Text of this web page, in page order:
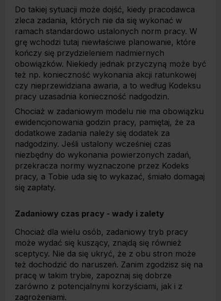
Do takiej sytuacji może dojść, kiedy pracodawca
zleca zadania, których nie da się wykonać w
ramach standardowo ustalonych norm pracy. W
grę wchodzi tutaj niewłaściwe planowanie, które
kończy się przydzieleniem nadmiernych
obowiązków. Niekiedy jednak przyczyną może być
też np. konieczność wykonania akcji ratunkowej
czy nieprzewidziana awaria, a to według Kodeksu
pracy uzasadnia konieczność nadgodzin.
Chociaż w zadaniowym modelu nie ma obowiązku
ewidencjonowania godzin pracy, pamiętaj, że za
dodatkowe zadania należy się dodatek za
nadgodziny. Jeśli ustalony wcześniej czas
niezbędny do wykonania powierzonych zadań,
przekracza normy wyznaczone przez Kodeks
pracy, a Tobie uda się to wykazać, śmiało domagaj
się zapłaty.
Zadaniowy czas pracy - wady i zalety
Chociaż dla wielu osób, zadaniowy tryb pracy
może wydać się kuszący, znajdą się również
sceptycy. Nie da się ukryć, że z obu stron może
też dochodzić do naruszeń. Zanim zgodzisz się na
pracę w takim trybie, zapoznaj się dobrze
zarówno z potencjalnymi korzyściami, jak i z
zagrożeniami.